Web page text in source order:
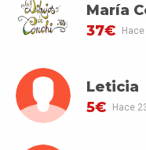
María
37€
Leticia
5€
Hace